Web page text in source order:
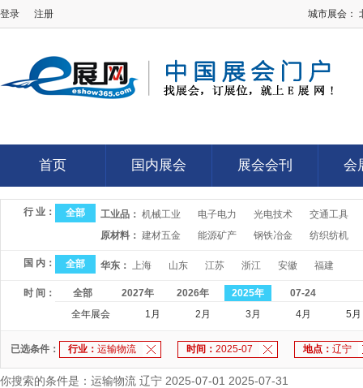
登录 注册 城市展会：
首页
首页
国内展会
国内展会
展会会刊
展会会刊
会
会
行 业： 全部 工业品： 机械工业 电子电力 光电技术
交通工具
原材料： 建材五金 能源矿产 钢铁冶金 纺织纺机
国 内： 全部 华东： 上海 山东 江苏 浙江 安徽 福建
时 间： 全部 2027年 2026年 2025年
07-24
全年展会
1月 2月 3月 4月 5月
已选条件： 行业： 运输物流 时间： 2025-07 地点： 辽宁
你搜索的条件是：运输物流 辽宁 2025-07-01 2025-07-31